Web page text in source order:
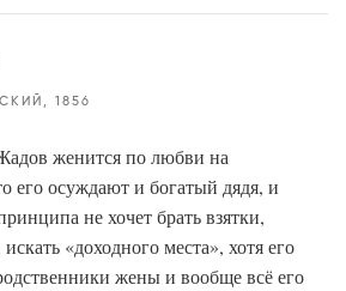
1856
женится по любви на
его осуждают и богатый дядя, и
не хочет брать взятки,
«доходного места», хотя его
жены и вообще всё его